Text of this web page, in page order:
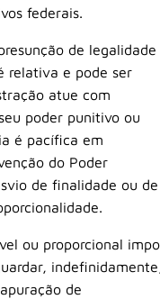
federais.
de legalidade
relativa e pode ser
atue com
poder punitivo ou
é pacífica em
do Poder
de finalidade ou de
ou proporcional
de